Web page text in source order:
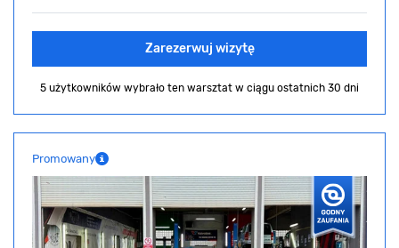
Zarezerwuj wizytę
5 użytkowników wybrało ten warsztat w ciągu ostatnich 30 dni
Promowany